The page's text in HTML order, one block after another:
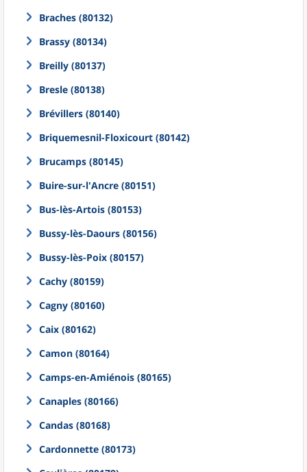
Braches (80132)
Brassy (80134)
Breilly (80137)
Bresle (80138)
Brévillers (80140)
Briquemesnil-Floxicourt (80142)
Brucamps (80145)
Buire-sur-l'Ancre (80151)
Bus-lès-Artois (80153)
Bussy-lès-Daours (80156)
Bussy-lès-Poix (80157)
Cachy (80159)
Cagny (80160)
Caix (80162)
Camon (80164)
Camps-en-Amiénois (80165)
Canaples (80166)
Candas (80168)
Cardonnette (80173)